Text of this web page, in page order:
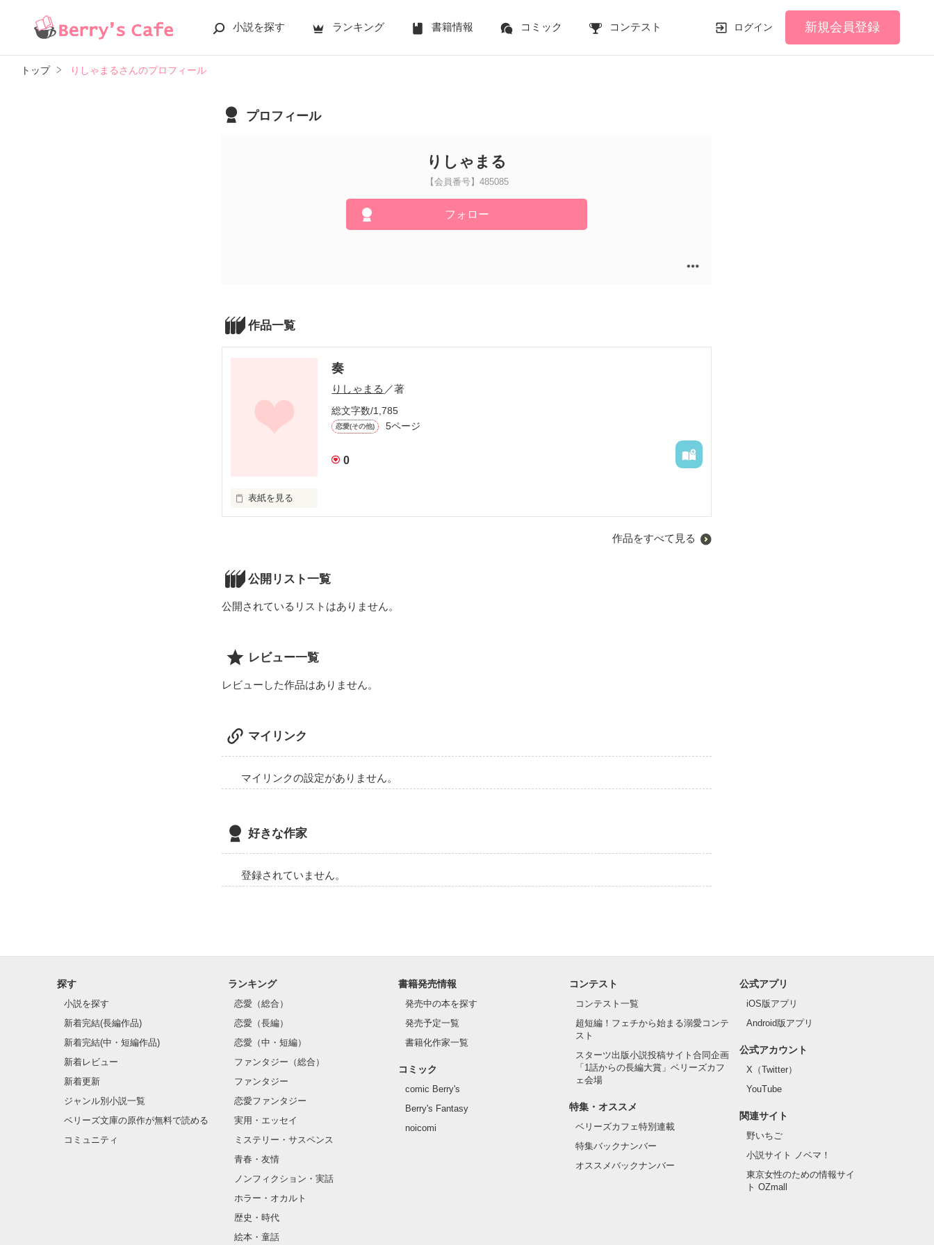
小説を探す ランキング 書籍情報 コミック コンテスト ログイン 新規会員登録
トップ りしゃまるさんのプロフィール
プロフィール
りしゃまる
【会員番号】485085
フォロー
作品一覧
奏
りしゃまる ／著
総文字数/1,785
恋愛(その他) 5ページ
0
表紙を見る
作品をすべて見る
公開リスト一覧
公開されているリストはありません。
レビュー一覧
レビューした作品はありません。
マイリンク
マイリンクの設定がありません。
好きな作家
登録されていません。
探す
小説を探す
新着完結(長編作品)
新着完結(中・短編作品)
新着レビュー
新着更新
ジャンル別小説一覧
ベリーズ文庫の原作が無料で読める
コミュニティ
ランキング
恋愛（総合）
恋愛（長編）
恋愛（中・短編）
ファンタジー（総合）
ファンタジー
恋愛ファンタジー
実用・エッセイ
ミステリー・サスペンス
青春・友情
ノンフィクション・実話
ホラー・オカルト
歴史・時代
絵本・童話
書籍発売情報
発売中の本を探す
発売予定一覧
書籍化作家一覧
コミック
comic Berry's
Berry's Fantasy
noicomi
コンテスト
コンテスト一覧
超短編！フェチから始まる溺愛コンテ
スト
スターツ出版小説投稿サイト合同企画
「1話からの長編大賞」ベリーズカフ
ェ会場
特集・オススメ
ベリーズカフェ特別連載
特集バックナンバー
オススメバックナンバー
公式アプリ
iOS版アプリ
Android版アプリ
公式アカウント
X（Twitter）
YouTube
関連サイト
野いちご
小説サイト ノベマ！
東京女性のための情報サイ
ト OZmall